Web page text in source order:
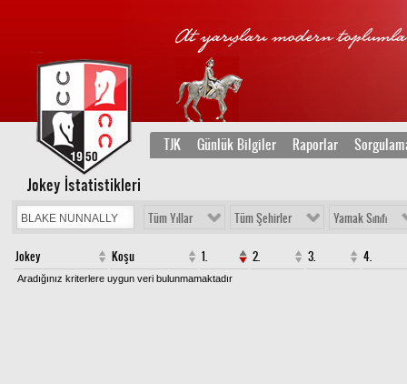
TJK Günlük Bilgiler Raporlar
Jokey İstatistikleri
Tüm Yıllar Tüm Şehirler Yamak Sınıfı
Jokey Koşu 1. 2. 3. 4.
Aradığınız kriterlere uygun veri bulunmamaktadır